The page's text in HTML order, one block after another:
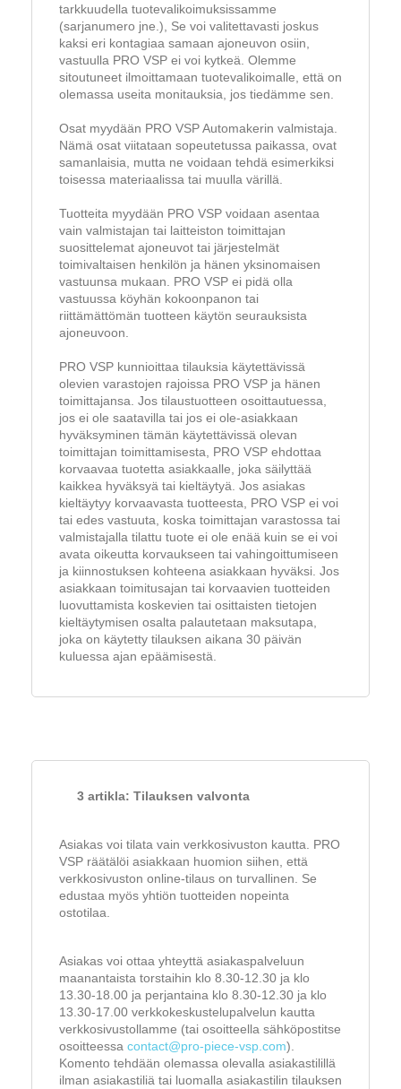
tarkkuudella tuotevalikoimuksissamme
(sarjanumero jne.), Se voi valitettavasti joskus
kaksi eri kontagiaa samaan ajoneuvon osiin,
vastuulla PRO VSP ei voi kytkeä. Olemme
sitoutuneet ilmoittamaan tuotevalikoimalle, että on
olemassa useita monitauksia, jos tiedämme sen.
Osat myydään PRO VSP Automakerin valmistaja.
Nämä osat viitataan sopeutetussa paikassa, ovat
samanlaisia, mutta ne voidaan tehdä esimerkiksi
toisessa materiaalissa tai muulla värillä.
Tuotteita myydään PRO VSP voidaan asentaa
vain valmistajan tai laitteiston toimittajan
suosittelemat ajoneuvot tai järjestelmät
toimivaltaisen henkilön ja hänen yksinomaisen
vastuunsa mukaan. PRO VSP ei pidä olla
vastuussa köyhän kokoonpanon tai
riittämättömän tuotteen käytön seurauksista
ajoneuvoon.
PRO VSP kunnioittaa tilauksia käytettävissä
olevien varastojen rajoissa PRO VSP ja hänen
toimittajansa. Jos tilaustuotteen osoittautuessa,
jos ei ole saatavilla tai jos ei ole-asiakkaan
hyväksyminen tämän käytettävissä olevan
toimittajan toimittamisesta, PRO VSP ehdottaa
korvaavaa tuotetta asiakkaalle, joka säilyttää
kaikkea hyväksyä tai kieltäytyä. Jos asiakas
kieltäytyy korvaavasta tuotteesta, PRO VSP ei voi
tai edes vastuuta, koska toimittajan varastossa tai
valmistajalla tilattu tuote ei ole enää kuin se ei voi
avata oikeutta korvaukseen tai vahingoittumiseen
ja kiinnostuksen kohteena asiakkaan hyväksi. Jos
asiakkaan toimitusajan tai korvaavien tuotteiden
luovuttamista koskevien tai osittaisten tietojen
kieltäytymisen osalta palautetaan maksutapa,
joka on käytetty tilauksen aikana 30 päivän
kuluessa ajan epäämisestä.
3 artikla: Tilauksen valvonta
Asiakas voi tilata vain verkkosivuston kautta. PRO
VSP räätälöi asiakkaan huomion siihen, että
verkkosivuston online-tilaus on turvallinen. Se
edustaa myös yhtiön tuotteiden nopeinta
ostotilaa.
Asiakas voi ottaa yhteyttä asiakaspalveluun
maanantaista torstaihin klo 8.30-12.30 ja klo
13.30-18.00 ja perjantaina klo 8.30-12.30 ja klo
13.30-17.00 verkkokeskustelupalvelun kautta
verkkosivustollamme (tai osoitteella sähköpostitse
osoitteessa contact@pro-piece-vsp.com).
Komento tehdään olemassa olevalla asiakastilillä
ilman asiakastiliä tai luomalla asiakastilin tilauksen